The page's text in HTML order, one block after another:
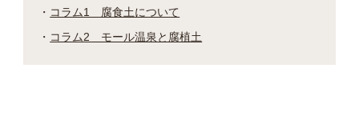
コラム1 腐食土について
コラム2 モール温泉と腐植土